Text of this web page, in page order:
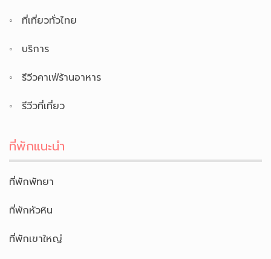
ที่เที่ยวทั่วไทย
บริการ
รีวีวคาเฟ่ร้านอาหาร
รีวีวที่เที่ยว
ที่พักแนะนำ
ที่พักพัทยา
ที่พักหัวหิน
ที่พักเขาใหญ่